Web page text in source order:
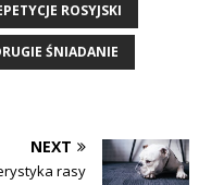
ROSYJSKI
ŚNIADANIE
NEXT
rasy